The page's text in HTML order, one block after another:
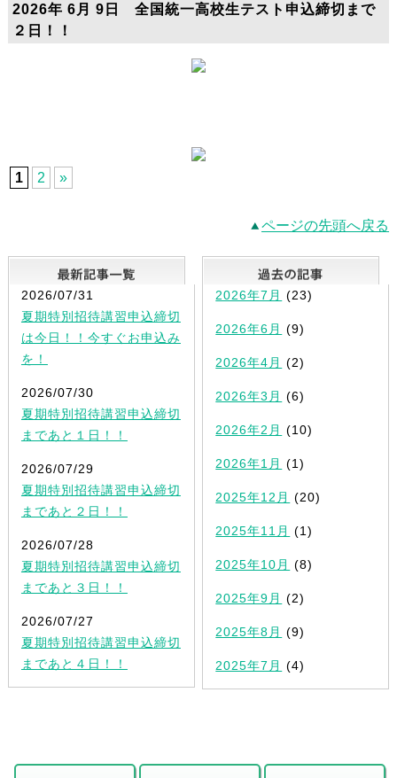
2026年 6月 9日 全国統一高校生テスト申込締切まで
２日！！
1 2 »
ページの先頭へ戻る
最新記事一覧
2026/07/31
夏期特別招待講習申込締切
は今日！！今すぐお申込み
を！
2026/07/30
夏期特別招待講習申込締切
まであと１日！！
2026/07/29
夏期特別招待講習申込締切
まであと２日！！
2026/07/28
夏期特別招待講習申込締切
まであと３日！！
2026/07/27
夏期特別招待講習申込締切
まであと４日！！
2026年7月 (23)
2026年6月 (9)
2026年4月 (2)
2026年3月 (6)
2026年2月 (10)
2026年1月 (1)
2025年12月 (20)
2025年11月 (1)
2025年10月 (8)
2025年9月 (2)
2025年8月 (9)
2025年7月 (4)